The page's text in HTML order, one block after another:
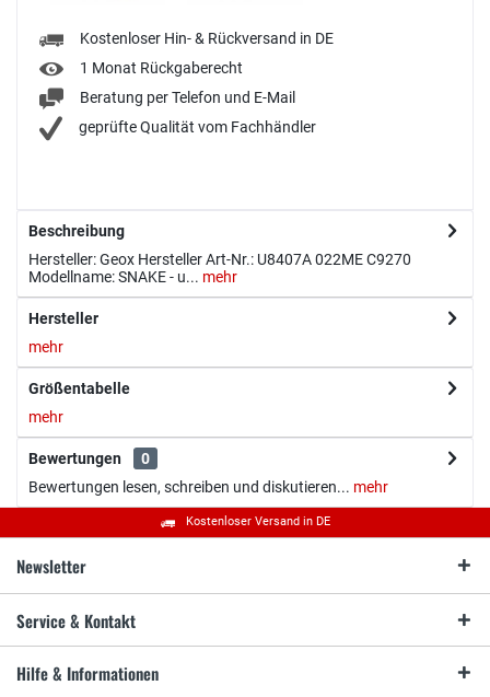
Kostenloser Hin- & Rückversand in DE
1 Monat Rückgaberecht
Beratung per Telefon und E-Mail
geprüfte Qualität vom Fachhändler
Beschreibung
Hersteller: Geox Hersteller Art-Nr.: U8407A 022ME C9270
Modellname: SNAKE - u... mehr
Hersteller
mehr
Größentabelle
mehr
Bewertungen
0
Bewertungen lesen, schreiben und diskutieren... mehr
Kostenloser Versand in DE
Newsletter
Service & Kontakt
Hilfe & Informationen